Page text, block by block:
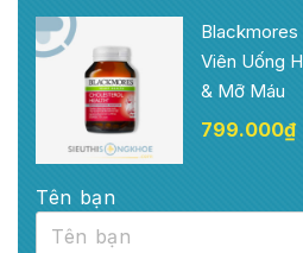
Viên Uống
& Mỡ Máu
799.000₫
Tên bạn